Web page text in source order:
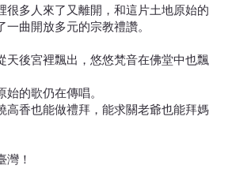
很多人來了又離開，和這片土地原始的
一曲開放多元的宗教禮讚。
天後宮裡飄出，悠悠梵音在佛堂中也飄
的歌仍在傳唱。
高香也能做禮拜，能求關老爺也能拜媽
！